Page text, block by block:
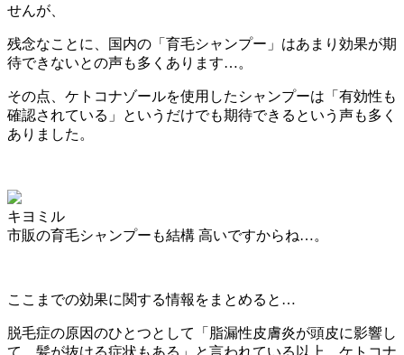
せんが、
残念なことに、国内の「育毛シャンプー」はあまり効果が期
待できないとの声も多くあります…。
その点、 ケトコナゾールを使用したシャンプーは「有効性も
確認されている」というだけでも期待できるという声も多く
ありました。
キヨミル
市販の育毛シャンプーも結構 高いですからね…。
ここまでの効果に関する情報をまとめると…
脱毛症の原因のひとつとして「脂漏性皮膚炎が頭皮に影響し
て、髪が抜ける症状もある」と言われている以上、ケトコナ